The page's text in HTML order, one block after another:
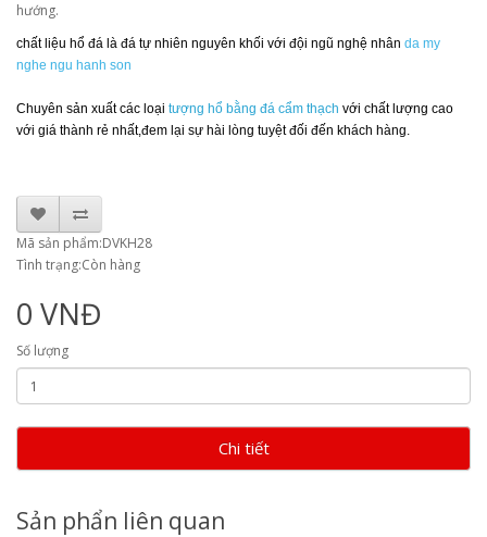
hướng.
chất liệu hổ đá là đá tự nhiên nguyên khối với đội ngũ nghệ nhân da my
nghe ngu hanh son
Chuyên sản xuất các loại tượng hổ bằng đá cẩm thạch với chất lượng cao
với giá thành rẻ nhất,đem lại sự hài lòng tuyệt đối đến khách hàng.
Mã sản phẩm:DVKH28
Tình trạng:Còn hàng
0 VNĐ
Số lượng
Chi tiết
Sản phẩn liên quan